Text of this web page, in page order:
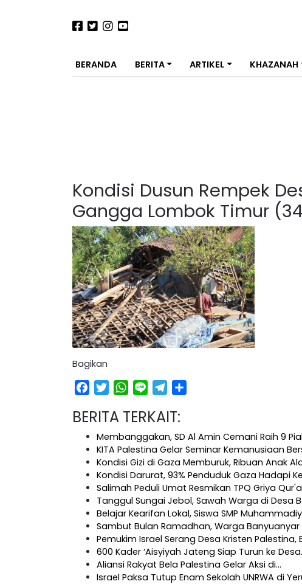
BERANDA BERITA ARTIKEL KHAZANAH
Kondisi Dusun Rempek
Gangga Lombok Timur
Bagikan
Facebook
TwitterWhatsApp
Line Telegram
BERITA TERKAIT:
Membanggakan, SD Al Amin Cemani Raih 9
KITA Palestina Gelar Seminar Kemanusiaan
Kondisi Gizi di Gaza Memburuk, Ribuan Anak
Kondisi Darurat, 93% Penduduk Gaza Hadapi
Salimah Peduli Umat Resmikan TPQ Griya
Tanggul Sungai Jebol, Sawah Warga di Desa
Belajar Kearifan Lokal, Siswa SMP
Sambut Bulan Ramadhan, Warga Banyuanyar
Pemukim Israel Serang Desa Kristen Palestina,
600 Kader ‘Aisyiyah Jateng Siap Turun ke
Aliansi Rakyat Bela Palestina Gelar Aksi di…
Israel Paksa Tutup Enam Sekolah UNRWA di